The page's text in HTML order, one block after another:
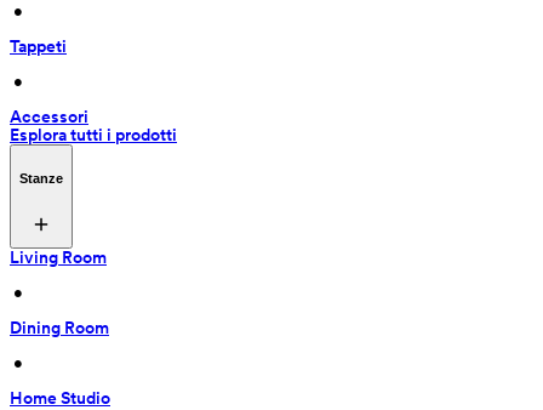
•
Tappeti
•
Accessori
Esplora tutti i prodotti
Stanze
Living Room
•
Dining Room
•
Home Studio